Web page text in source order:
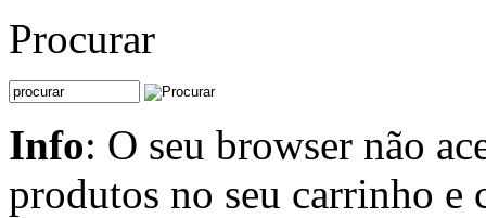
Procurar
Info: O seu browser não
produtos no seu carrinho e